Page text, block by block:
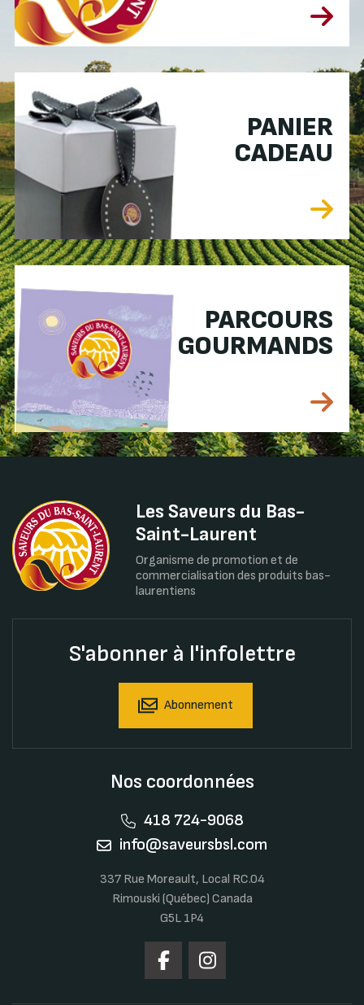
PANIER
CADEAU
PARCOURS
GOURMANDS
Les Saveurs du Bas-
Saint-Laurent
Organisme de promotion et de
commercialisation des produits bas-
laurentiens
S'abonner à l'infolettre
Abonnement
Nos coordonnées
418 724-9068
info@saveursbsl.com
337 Rue Moreault, Local RC.04
Rimouski (Québec) Canada
G5L 1P4